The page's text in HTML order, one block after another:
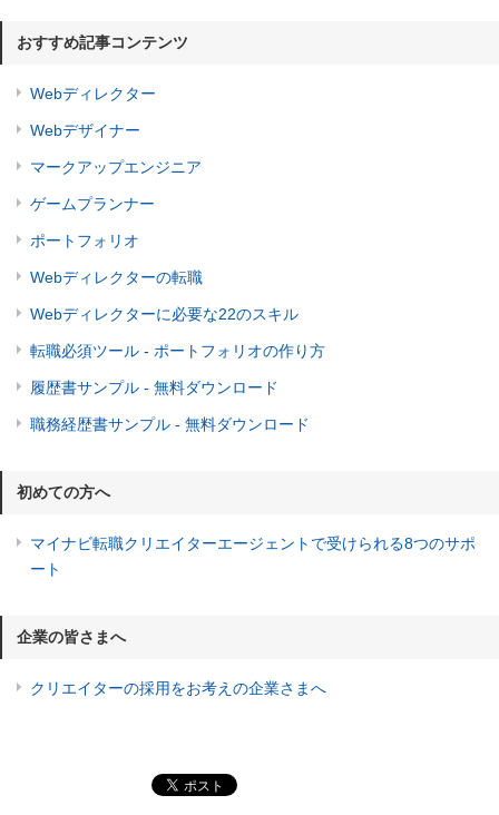
おすすめ記事コンテンツ
Webディレクター
Webデザイナー
マークアップエンジニア
ゲームプランナー
ポートフォリオ
Webディレクターの転職
Webディレクターに必要な22のスキル
転職必須ツール - ポートフォリオの作り方
履歴書サンプル - 無料ダウンロード
職務経歴書サンプル - 無料ダウンロード
初めての方へ
マイナビ転職クリエイターエージェントで受けられる8つのサポ
ート
企業の皆さまへ
クリエイターの採用をお考えの企業さまへ